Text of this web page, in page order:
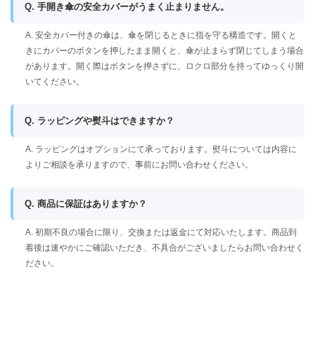
Q. 手開き傘の安全カバーがうまく止まりません。
A. 安全カバー付きの傘は、傘を閉じるときに指を守る構造です。開くと
きにカバーのボタンを押したまま開くと、傘が止まらず閉じてしまう場合
があります。開く際はボタンを押さずに、ロクロ部分を持ってゆっくり開
いてください。
Q. ラッピングや熨斗はできますか？
A. ラッピングはオプションにて承っております。熨斗については内容に
よりご相談を承りますので、事前にお問い合わせください。
Q. 商品に保証はありますか？
A. 初期不良の場合に限り、交換または返金にて対応いたします。商品到
着後は速やかにご確認いただき、不具合がございましたらお問い合わせく
ださい。